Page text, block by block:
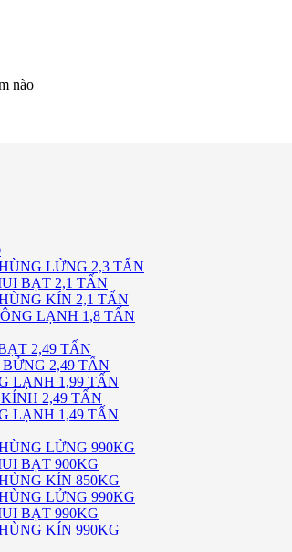
nào
LỬNG 2,3 TẤN
BẠT 2,1 TẤN
KÍN 2,1 TẤN
LẠNH 1,8 TẤN
2,49 TẤN
2,49 TẤN
LẠNH 1,99 TẤN
2,49 TẤN
LẠNH 1,49 TẤN
LỬNG 990KG
BẠT 900KG
KÍN 850KG
LỬNG 990KG
BẠT 990KG
KÍN 990KG